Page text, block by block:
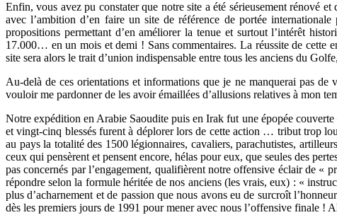
Enfin, vous avez pu constater que notre site a été sérieusement rénové
avec l’ambition d’en faire un site de référence de portée
propositions permettant d’en améliorer la tenue et surtout l’intérêt
17.000… en un mois et demi ! Sans commentaires. La réussite de cette
site sera alors le trait d’union indispensable entre tous les anciens du
Au-delà de ces orientations et informations que je ne manquerai pas
vouloir me pardonner de les avoir émaillées d’allusions relatives à mon
Notre expédition en Arabie Saoudite puis en Irak fut une épopée
et vingt-cinq blessés furent à déplorer lors de cette action … tribut trop
au pays la totalité des 1500 légionnaires, cavaliers, parachutistes,
ceux qui pensèrent et pensent encore, hélas pour eux, que seules des
pas concernés par l’engagement, qualifièrent notre offensive éclair de
répondre selon la formule héritée de nos anciens (les vrais, eux) : «
plus d’acharnement et de passion que nous avons eu de surcroît
dès les premiers jours de 1991 pour mener avec nous l’offensive finale !